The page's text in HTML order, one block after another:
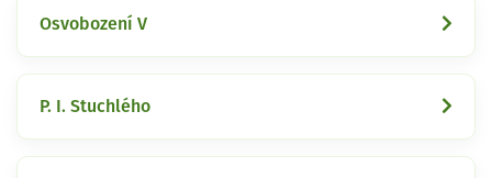
Osvobození V
P. I. Stuchlého